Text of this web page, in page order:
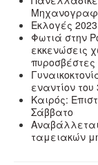
Εκλογές
Φωτιά στην
εκκενώσεις
πυροσβέστες
εναντίον
Καιρός:
Σάββατο
ταμειακών